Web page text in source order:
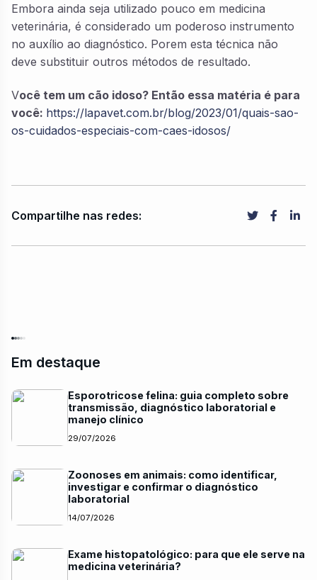
Embora ainda seja utilizado pouco em medicina
veterinária, é considerado um poderoso instrumento
no auxílio ao diagnóstico. Porem esta técnica não
deve substituir outros métodos de resultado.
Você tem um cão idoso? Então essa matéria é para
você: https://lapavet.com.br/blog/2023/01/quais-sao-
os-cuidados-especiais-com-caes-idosos/
Compartilhe nas redes:
Em destaque
Esporotricose felina: guia completo sobre
transmissão, diagnóstico laboratorial e
manejo clínico
29/07/2026
Zoonoses em animais: como identificar,
investigar e confirmar o diagnóstico
laboratorial
14/07/2026
Exame histopatológico: para que ele serve na
medicina veterinária?